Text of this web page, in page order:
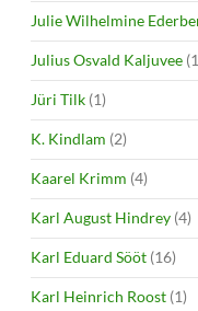
Julie Wilhelmine
Julius Osvald Kaljuvee
Jüri Tilk (1)
K. Kindlam (2)
Kaarel Krimm (4)
Karl August Hindrey (4)
Karl Eduard Sööt (16)
Karl Heinrich Roost (1)